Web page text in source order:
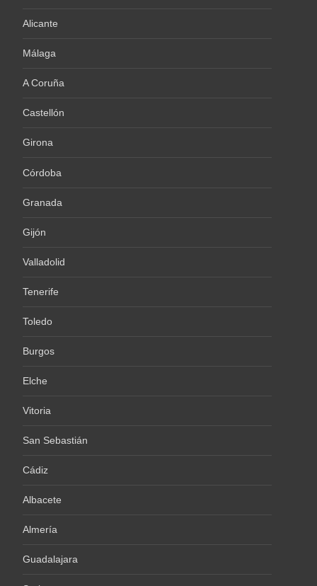
Alicante
Málaga
A Coruña
Castellón
Girona
Córdoba
Granada
Gijón
Valladolid
Tenerife
Toledo
Burgos
Elche
Vitoria
San Sebastián
Cádiz
Albacete
Almería
Guadalajara